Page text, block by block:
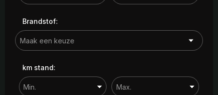
Brandstof:
km stand: